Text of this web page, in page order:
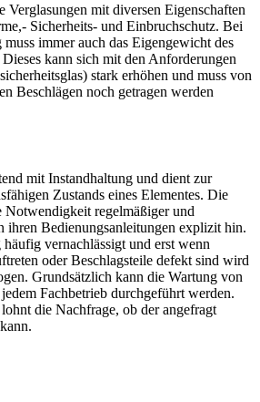
Verglasungen mit diversen Eigenschaften
Sicherheits- und Einbruchschutz. Bei
immer auch das Eigengewicht des
kann sich mit den Anforderungen
stark erhöhen und muss von
Beschlägen noch getragen werden
mit Instandhaltung und dient zur
Zustands eines Elementes. Die
Notwendigkeit regelmäßiger und
ihren Bedienungsanleitungen explizit hin.
vernachlässigt und erst wenn
oder Beschlagsteile defekt sind wird
Grundsätzlich kann die Wartung von
Fachbetrieb durchgeführt werden.
die Nachfrage, ob der angefragt